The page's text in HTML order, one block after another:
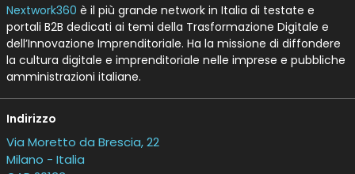
Nextwork360 è il più grande network in Italia di testate e
portali B2B dedicati ai temi della Trasformazione Digitale e
dell’Innovazione Imprenditoriale. Ha la missione di diffondere
la cultura digitale e imprenditoriale nelle imprese e pubbliche
amministrazioni italiane.
Indirizzo
Via Moretto da Brescia, 22
Milano - Italia